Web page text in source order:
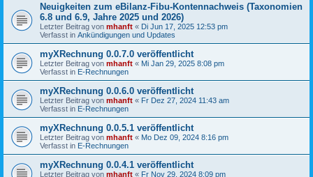
Neuigkeiten zum eBilanz-Fibu-Kontennachweis (Taxonomien
6.8 und 6.9, Jahre 2025 und 2026)
Letzter Beitrag von mhanft « Di Jun 17, 2025 12:53 pm
Verfasst in Ankündigungen und Updates
myXRechnung 0.0.7.0 veröffentlicht
Letzter Beitrag von mhanft « Mi Jan 29, 2025 8:08 pm
Verfasst in E-Rechnungen
myXRechnung 0.0.6.0 veröffentlicht
Letzter Beitrag von mhanft « Fr Dez 27, 2024 11:43 am
Verfasst in E-Rechnungen
myXRechnung 0.0.5.1 veröffentlicht
Letzter Beitrag von mhanft « Mo Dez 09, 2024 8:16 pm
Verfasst in E-Rechnungen
myXRechnung 0.0.4.1 veröffentlicht
Letzter Beitrag von mhanft « Fr Nov 29, 2024 8:09 pm